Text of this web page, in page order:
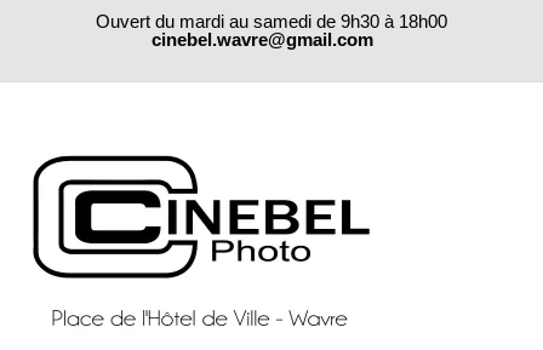
Ouvert du mardi au samedi de 9h30 à 18h00
cinebel.wavre@gmail.com